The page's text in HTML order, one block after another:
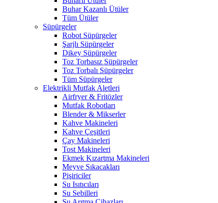
Buhar Kazanlı Ütüler
Tüm Ütüler
Süpürgeler
Robot Süpürgeler
Şarjlı Süpürgeler
Dikey Süpürgeler
Toz Torbasız Süpürgeler
Toz Torbalı Süpürgeler
Tüm Süpürgeler
Elektrikli Mutfak Aletleri
Airfryer & Fritözler
Mutfak Robotları
Blender & Mikserler
Kahve Makineleri
Kahve Çeşitleri
Çay Makineleri
Tost Makineleri
Ekmek Kızartma Makineleri
Meyve Sıkacakları
Pişiriciler
Su Isıtıcıları
Su Sebilleri